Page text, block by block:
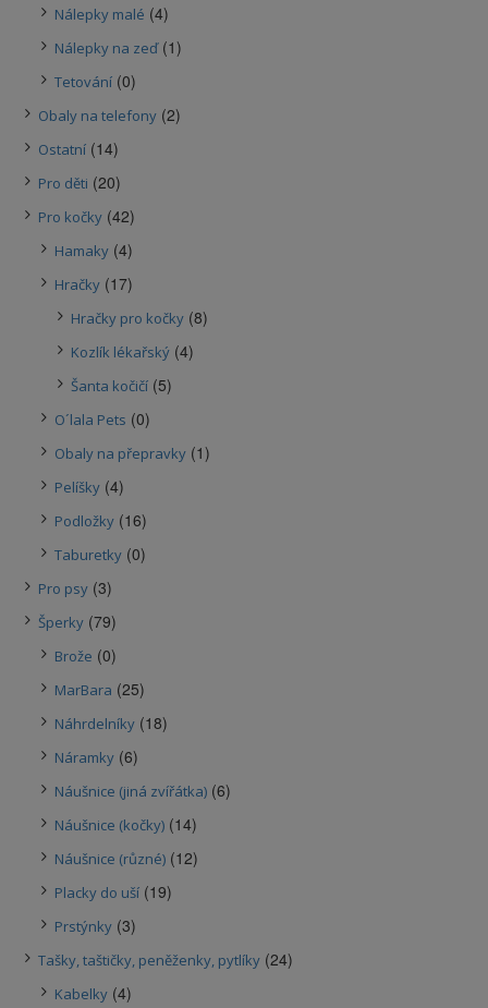
Nálepky malé (4)
Nálepky na zeď (1)
Tetování (0)
Obaly na telefony (2)
Ostatní (14)
Pro děti (20)
Pro kočky (42)
Hamaky (4)
Hračky (17)
Hračky pro kočky (8)
Kozlík lékařský (4)
Šanta kočičí (5)
O´lala Pets (0)
Obaly na přepravky (1)
Pelíšky (4)
Podložky (16)
Taburetky (0)
Pro psy (3)
Šperky (79)
Brože (0)
MarBara (25)
Náhrdelníky (18)
Náramky (6)
Náušnice (jiná zvířátka) (6)
Náušnice (kočky) (14)
Náušnice (různé) (12)
Placky do uší (19)
Prstýnky (3)
Tašky, taštičky, peněženky, pytlíky (24)
Kabelky (4)